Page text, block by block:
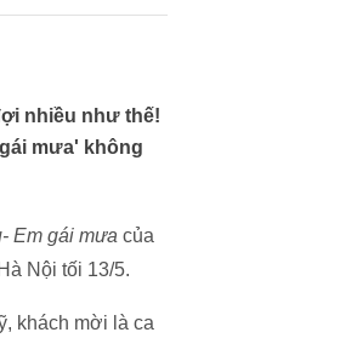
nhiều như thế!
mưa' không
Em gái mưa của
Nội tối 13/5.
khách mời là ca